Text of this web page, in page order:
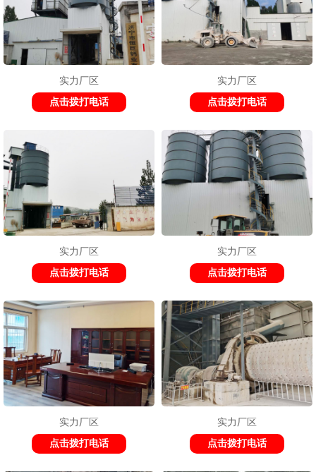
实力厂区
点击拨打电话
实力厂区
点击拨打电话
实力厂区
点击拨打电话
实力厂区
点击拨打电话
实力厂区
点击拨打电话
实力厂区
点击拨打电话